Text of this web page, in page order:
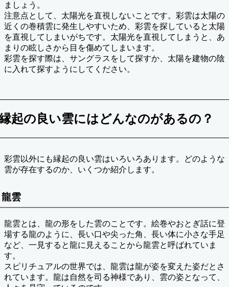
ましょう。
注意点として、太陽光を直視しないことです。彩雲は太陽の
近くの巻積雲に発生しやすいため、彩雲を探していると太陽
を直視してしまいがちです。太陽光を直視してしまうと、あ
まりの眩しさから目を傷めてしまいます。
彩雲を探す際は、サングラスをして探すか、太陽を建物の陰
に入れて探すようにしてください。
起の良い雲にはどんなのがあるの？
彩雲以外にも縁起の良い雲はいろいろあります。どのような
雲が存在するのか、いくつか紹介します。
龍雲
龍雲とは、龍の形をした雲のことです。絵巻やおとぎ話に登
場する龍のように、長い口や尖った角、長い体に小さな手足
など、一見すると龍に見えることから龍雲と呼ばれていま
す。
スピリチュアルの世界では、龍雲は龍が姿を変えた姿だとさ
れています。龍は自然を司る神様であり、雲の姿となって、